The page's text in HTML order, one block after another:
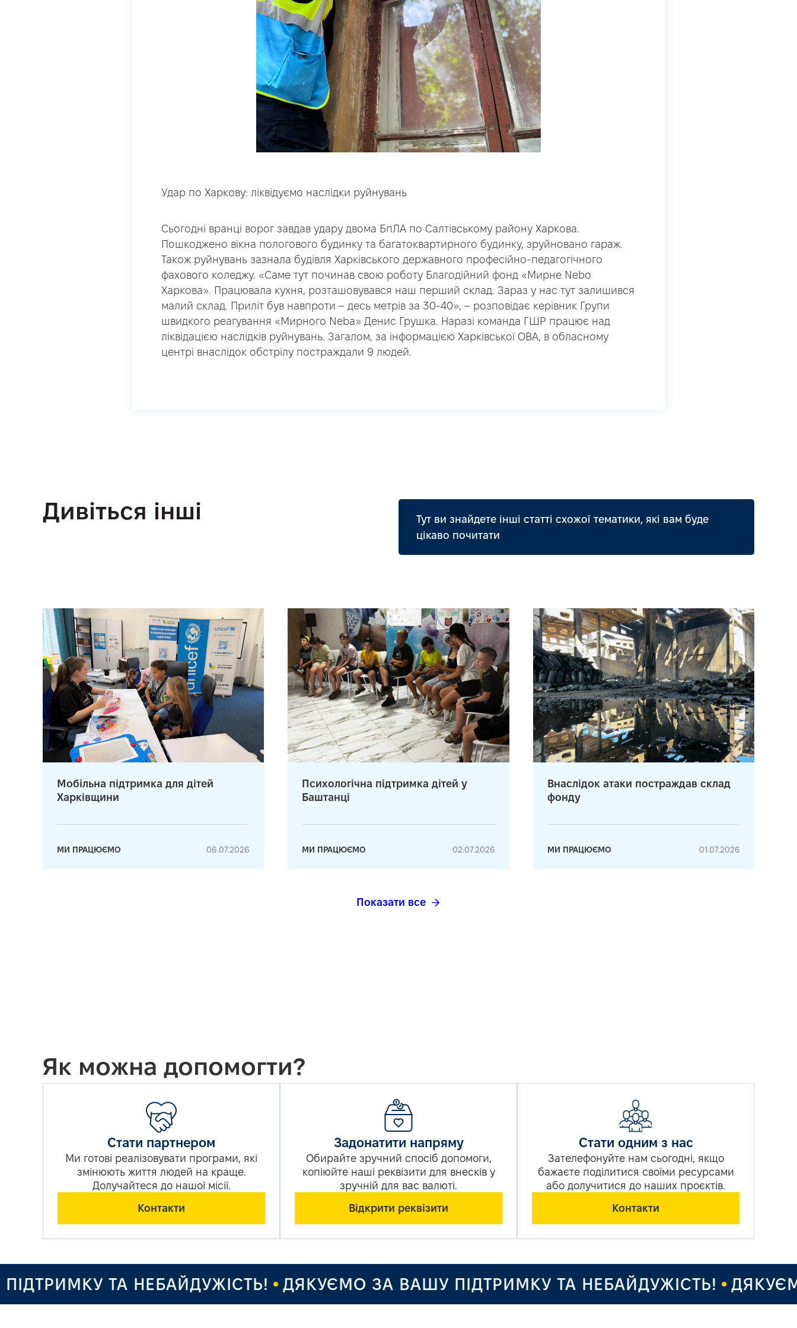
Удар по Харкову: ліквідуємо наслідки руйнувань
Сьогодні вранці ворог завдав удару двома БпЛА по Салтівському району Харкова.
Пошкоджено вікна пологового будинку та багатоквартирного будинку, зруйновано гараж.
Також руйнувань зазнала будівля Харківського державного професійно-педагогічного
фахового коледжу. «Саме тут починав свою роботу Благодійний фонд «Мирне Nebo
Харкова». Працювала кухня, розташовувався наш перший склад. Зараз у нас тут залишився
малий склад. Приліт був навпроти – десь метрів за 30-40», – розповідає керівник Групи
швидкого реагування «Мирного Neba» Денис Грушка. Наразі команда ГШР працює над
ліквідацією наслідків руйнувань. Загалом, за інформацією Харківської ОВА, в обласному
центрі внаслідок обстрілу постраждали 9 людей.
Дивіться інші
Тут ви знайдете інші статті схожої тематики, які вам буде
цікаво почитати
Мобільна підтримка для дітей
Харківщини
МИ ПРАЦЮЄМО 06.07.2026
Психологічна підтримка дітей у
Баштанці
МИ ПРАЦЮЄМО 02.07.2026
Внаслідок атаки постраждав склад
фонду
МИ ПРАЦЮЄМО 01.07.2026
Показати все
Як можна допомогти?
Стати партнером
Ми готові реалізовувати програми, які
змінюють життя людей на краще.
Долучайтеся до нашої місії.
Контакти
Задонатити напряму
Обирайте зручний спосіб допомоги,
копіюйте наші реквізити для внесків у
зручній для вас валюті.
Відкрити реквізити
Стати одним з нас
Зателефонуйте нам сьогодні, якщо
бажаєте поділитися своїми ресурсами
або долучитися до наших проєктів.
Контакти
ТА НЕБАЙДУЖІСТЬ! ДЯКУЄМО ЗА ВАШУ ПІДТРИМКУ ТА НЕБАЙДУЖІСТЬ! ДЯКУЄМО